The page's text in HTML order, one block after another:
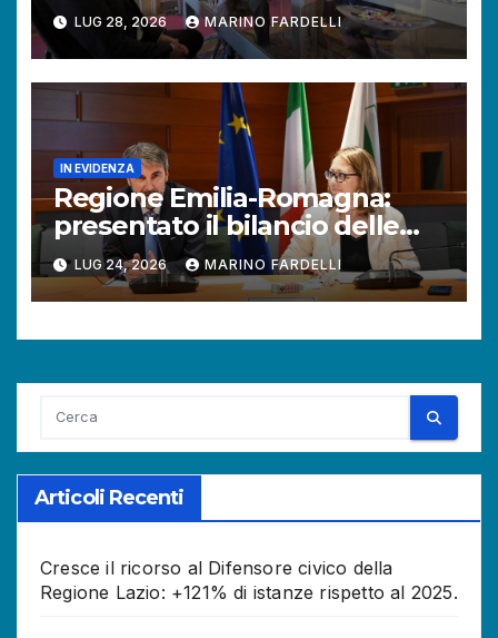
Difensore civico della
Provincia autonoma.
LUG 28, 2026 MARINO FARDELLI
IN EVIDENZA
Regione Emilia-Romagna:
presentato il bilancio delle
attività del Difensore civico.
Aumentano le richieste dei
cittadini.
LUG 24, 2026 MARINO FARDELLI
Articoli Recenti
Cresce il ricorso al Difensore civico della
Regione Lazio: +121% di istanze rispetto al 2025.